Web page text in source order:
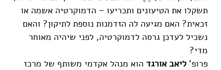
תשקלו את הטיעונים ותכריעו – הדמוקרטיה אשמה או
זכאית? האם מגיעה לה הזדמנות נוספת לתיקון? והאם
נשכיל לעדכן גרסה לדמוקרטיה, לפני שיהיה מאוחר
מדי?
פרופ' ליאב אורגד הוא מנהל אקדמי משותף של מרכז